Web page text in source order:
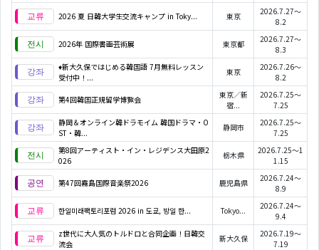
2026 夏 日韓大学生交流キャンプ in Toky... 東京
2026.7.27～
8.2
2026年 国際書画芸術展 東京都
2026.7.27～
8.3
♦新大久保ではじめる韓国語 7月無料レッスン
受付中！...
東京
2026.7.26～
8.2
第4回韓国正規留学博覧会
東京／新
宿...
2026.7.25～
7.25
静岡＆オンライン韓ドラモイム 韓国ドラマ・O
ST・韓...
静岡市
2026.7.25～
7.25
第8回アーティスト・イン・レジデンス大田原2
026
栃木県
2026.7.25～1
1.15
第47回霧島国際音楽祭2026 鹿児島県
2026.7.24～
8.9
한일미래팩토리포럼 2026 in 도쿄, 방일 한... Tokyo...
2026.7.24～
9.4
z世代に大人気のトルドロと合同企画！日韓交
流会
新大久保
2026.7.19～
7.19